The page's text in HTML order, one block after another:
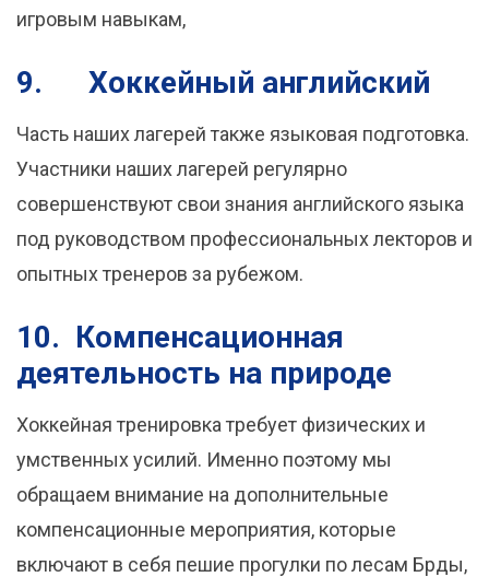
игровым навыкам,
9. Хоккейный английский
Часть наших лагерей также языковая подготовка.
Участники наших лагерей регулярно
совершенствуют свои знания английского языка
под руководством профессиональных лекторов и
опытных тренеров за рубежом.
10. Компенсационная
деятельность на природе
Хоккейная тренировка требует физических и
умственных усилий. Именно поэтому мы
обращаем внимание на дополнительные
компенсационные мероприятия, которые
включают в себя пешие прогулки по лесам Брды,